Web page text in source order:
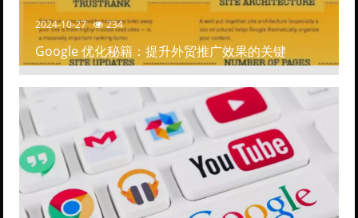
2024-10-27 234
Google 优化秘籍：提升外贸推广效果的关键